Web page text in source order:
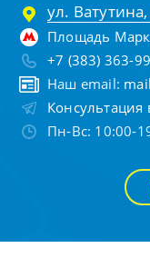
ул.
Площадь
+7 (383) 363-
Наш email:
Консультация
Пн-Вс: 10:00-